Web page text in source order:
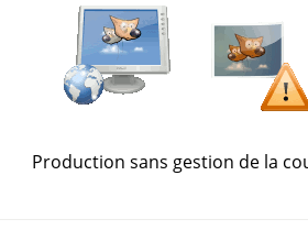
Production sans gestion de la